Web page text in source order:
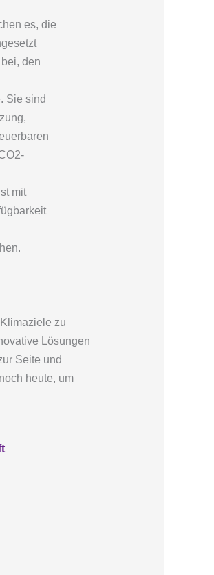
es, die
den
Sie sind
mit
zu
Lösungen
Seite und
heute, um